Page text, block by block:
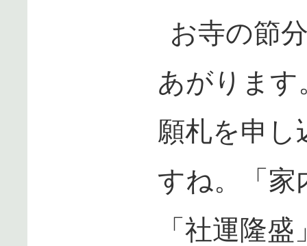
お寺の節
あがります
願札を申し
すね。「家
「社運隆